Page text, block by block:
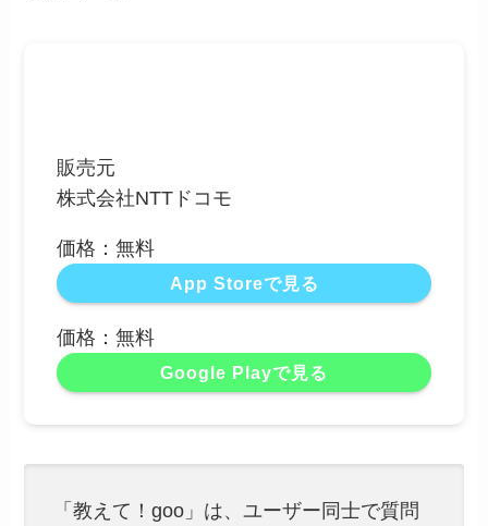
販売元
株式会社NTTドコモ
価格：無料
App Storeで見る
価格：無料
Google Playで見る
「教えて！goo」は、ユーザー同士で質問